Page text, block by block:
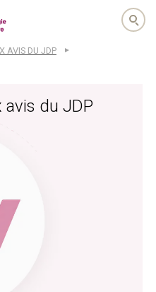
AVIS DU JDP
avis du JDP